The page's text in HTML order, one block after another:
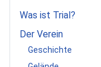
Was ist Trial?
Der Verein
Geschichte